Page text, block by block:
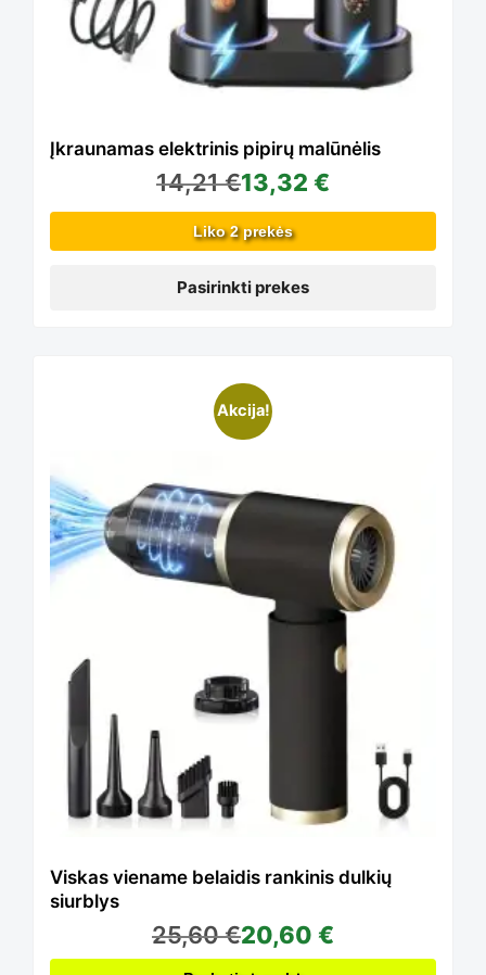
chosen
the
product
Įkraunamas elektrinis pipirų malūnėlis
14,21€13,32 €
Liko 2 prekės
Pasirinkti prekes
The
options
may
chosen
on
the
product
page
Akcija!
Viskas viename belaidis rankinis dulkių
siurblys
25,60€20,60 €